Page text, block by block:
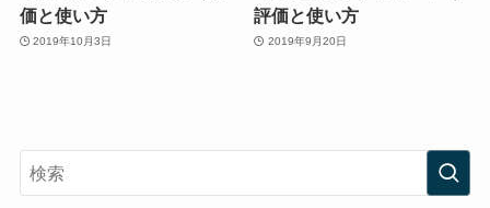
価と使い方
2019年10月3日
評価と使い方
2019年9月20日